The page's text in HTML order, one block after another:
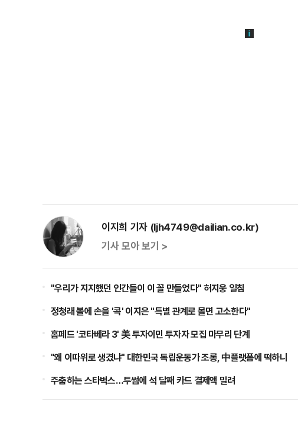
이지희 기자 (ljh4749@dailian.co.kr)
기사 모아 보기 >
"우리가 지지했던 인간들이 이 꼴 만들었다" 허지웅 일침
정청래 볼에 손을 '콕' 이지은 "특별 관계로 몰면 고소한다"
홈페드 '코타베라 3' 美 투자이민 투자자 모집 마무리 단계
"왜 이따위로 생겼냐" 대한민국 독립운동가 조롱, 中플랫폼에 떡하니
주춤하는 스타벅스…투썸에 석 달째 카드 결제액 밀려